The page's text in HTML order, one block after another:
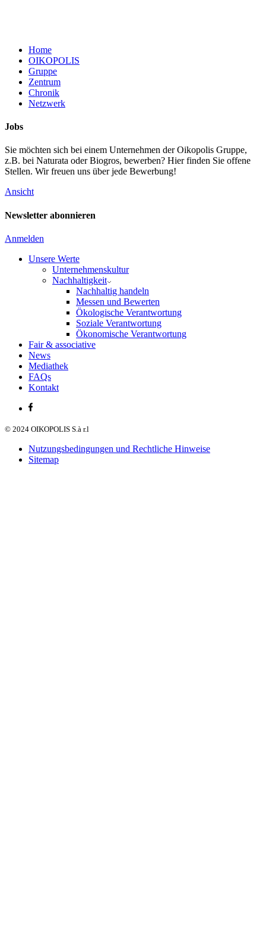
Home
OIKOPOLIS
Gruppe
Zentrum
Chronik
Netzwerk
Jobs
Sie möchten sich bei einem Unternehmen der Oikopolis Gruppe,
z.B. bei Naturata oder Biogros, bewerben? Hier finden Sie offene
Stellen. Wir freuen uns über jede Bewerbung!
Ansicht
Newsletter abonnieren
Anmelden
Unsere Werte
Unternehmenskultur
Nachhaltigkeit
Nachhaltig handeln
Messen und Bewerten
Ökologische Verantwortung
Soziale Verantwortung
Ökonomische Verantwortung
Fair & associative
News
Mediathek
FAQs
Kontakt
© 2024 OIKOPOLIS S.à r.l
Nutzungsbedingungen und Rechtliche Hinweise
Sitemap